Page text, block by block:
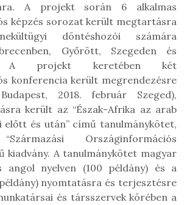
A projekt során 6 alkalmas
képzés sorozat került megtartásra
döntéshozói számára
Győrött, Szegeden és
A projekt keretében két
konferencia került megrendezésre
2018. február Szeged),
került az “Észak-Afrika az arab
előtt és után” című tanulmánykötet,
Országinformációs
kiadvány. A tanulmánykötet magyar
angol nyelven (100 példány) és a
nyomtatásra és terjesztésre
és társszervek körében a